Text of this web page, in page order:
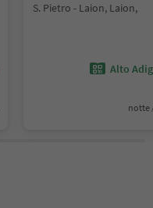
S. Pietro - Laion, Laion,
Alto
notte